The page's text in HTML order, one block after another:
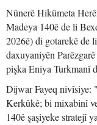
Nûnerê Hikûmeta
Madeya 140ê de li
2026ê) di gotarekê de
daxuyaniyên
pişka Eniya Turkmanî
Dijwar Fayeq nivîsiye:
Kerkûkê; bi mixabinî
140ê şaşiyeke stratejî